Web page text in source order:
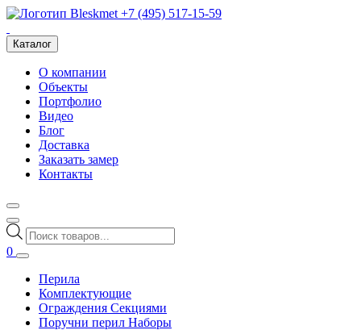
+7 (495) 517-15-59
Каталог
О компании
Объекты
Портфолио
Видео
Блог
Доставка
Заказать замер
Контакты
Поиск
товаров
0
Перила
Комплектующие
Ограждения Секциями
Поручни перил Наборы